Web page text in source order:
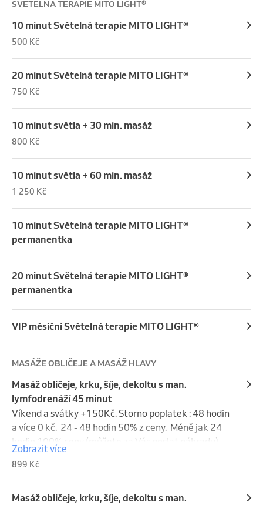
SVĚTELNÁ TERAPIE MITO LIGHT®
10 minut Světelná terapie MITO LIGHT®
500 Kč
20 minut Světelná terapie MITO LIGHT®
750 Kč
10 minut světla + 30 min. masáž
800 Kč
10 minut světla + 60 min. masáž
1 250 Kč
10 minut Světelná terapie MITO LIGHT®
permanentka
20 minut Světelná terapie MITO LIGHT®
permanentka
VIP měsíční Světelná terapie MITO LIGHT®
MASÁŽE OBLIČEJE A MASÁŽ HLAVY
Masáž obličeje, krku, šíje, dekoltu s man.
lymfodrenáží 45 minut
Víkend a svátky +150Kč. Storno poplatek : 48 hodin
a více 0 kč.  24 - 48 hodin 50% z ceny.  Méně jak 24
hodin 100% ceny (můžete za Vás poslat náhradu).
Víkend a svátky se do storna nepočítají.
Zobrazit více
899 Kč
Masáž obličeje, krku, šíje, dekoltu s man.